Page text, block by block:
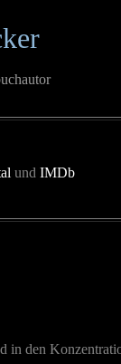
und IMDb
in den